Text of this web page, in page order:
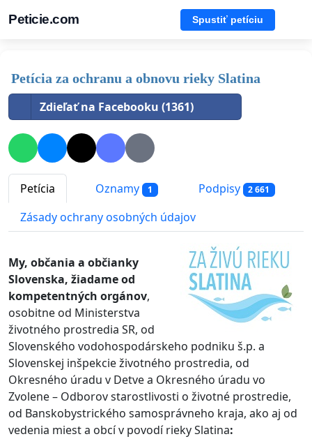
Peticie.com Spustiť petíciu
Petícia za ochranu a obnovu rieky Slatina
Zdieľať na Facebooku (1361)
Petícia Oznamy 1 Podpisy 2 661
Zásady ochrany osobných údajov
My, občania a občianky
Slovenska, žiadame od
kompetentných orgánov,
osobitne od Ministerstva
životného prostredia SR, od
Slovenského vodohospodárskeho podniku š.p. a
Slovenskej inšpekcie životného prostredia, od
Okresného úradu v Detve a Okresného úradu vo
Zvolene – Odborov starostlivosti o životné prostredie,
od Banskobystrického samosprávneho kraja, ako aj od
vedenia miest a obcí v povodí rieky Slatina: